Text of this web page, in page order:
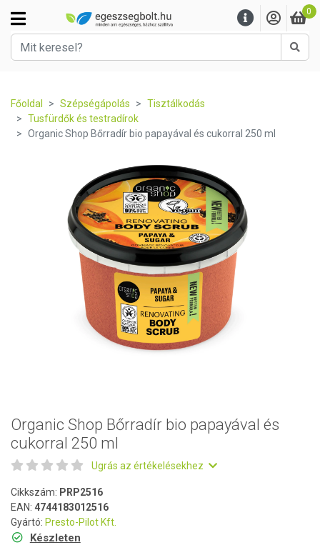
0
Főoldal Szépségápolás
Tisztálkodás
Tusfürdők és testradírok
Organic Shop Bőrradír bio papayával és cukorral 250 ml
Organic Shop Bőrradír bio papayával és
cukorral 250 ml
Ugrás az értékelésekhez
Cikkszám: PRP2516
EAN: 4744183012516
Gyártó: Presto-Pilot Kft.
Készleten